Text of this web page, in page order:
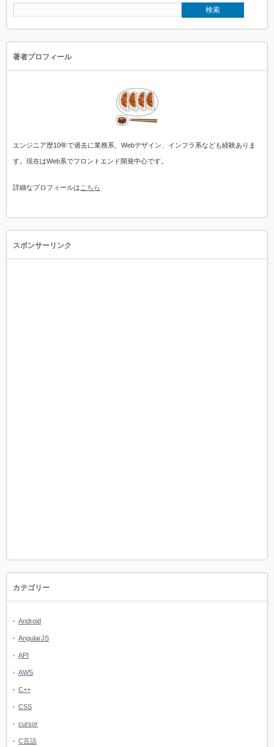
著者プロフィール
エンジニア歴10年で過去に業務系、Webデザイン、インフラ系なども経験ありま
す。現在はWeb系でフロントエンド開発中心です。
詳細なプロフィールは こちら
スポンサーリンク
カテゴリー
Android
AngularJS
API
AWS
C++
CSS
cursor
C言語